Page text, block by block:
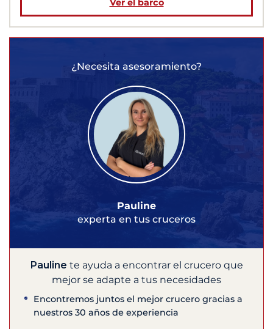
Ver el barco
¿Necesita asesoramiento?
Pauline
experta en tus cruceros
Pauline te ayuda a encontrar el crucero que
mejor se adapte a tus necesidades
Encontremos juntos el mejor crucero gracias a
nuestros 30 años de experiencia